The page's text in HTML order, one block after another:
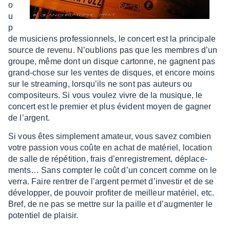
o
u
p
de musi­ciens profes­sion­nels, le concert est la prin­ci­pale
source de revenu. N’ou­blions pas que les membres d’un
groupe, même dont un disque cartonne, ne gagnent pas
grand-chose sur les ventes de disques, et encore moins
sur le strea­ming, lorsqu’ils ne sont pas auteurs ou
compo­si­teurs. Si vous voulez vivre de la musique, le
concert est le premier et plus évident moyen de gagner
de l’ar­gent.
Si vous êtes simple­ment amateur, vous savez combien
votre passion vous coûte en achat de maté­riel, loca­tion
de salle de répé­ti­tion, frais d’en­re­gis­tre­ment, dépla­ce­
ments… Sans comp­ter le coût d’un concert comme on le
verra. Faire rentrer de l’ar­gent permet d’in­ves­tir et de se
déve­lop­per, de pouvoir profi­ter de meilleur maté­riel, etc.
Bref, de ne pas se mettre sur la paille et d’aug­men­ter le
poten­tiel de plai­sir.